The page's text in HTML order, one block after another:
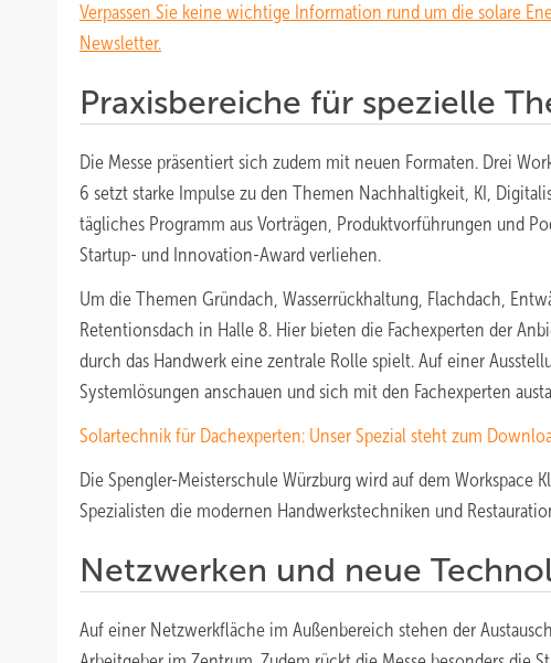
Verpassen Sie keine wichtige Information rund um die solare
Newsletter.
Praxisbereiche für spezielle
Die Messe präsentiert sich zudem mit neuen Formaten. Drei
6 setzt starke Impulse zu den Themen Nachhaltigkeit, KI,
tägliches Programm aus Vorträgen, Produktvorführungen und
Startup- und Innovation-Award verliehen.
Um die Themen Gründach, Wasserrückhaltung, Flachdach,
Retentionsdach in Halle 8. Hier bieten die Fachexperten der
durch das Handwerk eine zentrale Rolle spielt. Auf einer
Systemlösungen anschauen und sich mit den Fachexperten
Solartechnik für Dachexperten: Unser Spezial steht zum
Die Spengler-Meisterschule Würzburg wird auf dem
Spezialisten die modernen Handwerkstechniken und
Netzwerken und neue
Auf einer Netzwerkfläche im Außenbereich stehen der